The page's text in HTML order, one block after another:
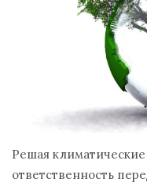
Решая
ответственность